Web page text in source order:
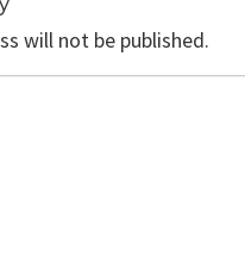
will not be published.